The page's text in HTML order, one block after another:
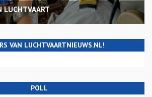
LUCHTVAART
VAN LUCHTVAARTNIEUWS.NL!
POLL